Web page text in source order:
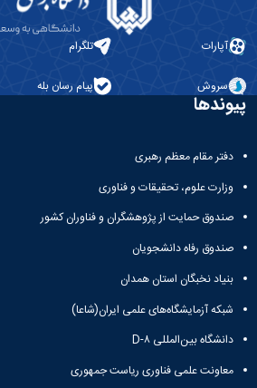
فرهنگی
اجتماعی
نهاد
معظم
تماس
دانشگاه
روابط
آدرس
دانشکده‌ها
شماره
تلفن‌ها
غیرفارسی‌زبانان
کاربردی
و
آموزش
کارکنان
سایر
آموزشی
نظامنامه
آموزش
دانش‌آموختگان
آزمایشگاه
مصالح
آزمایشگاه
باستان
شناسی
آزمایشگاه
هوش
ربات
و
بینایی
ژئوماتیک
پژوهش
کتابخانه
مرکزی
و
طبیعی
تویسرکان
و
حسابداری
رزن
غذایی
بهار
مجتمع
آموزش
عالی
فاطمیه
نهاوند
دختران)
بدنی
فوق
برنامه
چمن
سالن‌های
ورزشی
تفریحی-
باغ
دانشگاه
موزه
تاریخ
طبیعی
سینا
حمایت
های
دانشگاه
(محمد)
آپارات تلگرام
سروش پیام رسان بله
پیوندها
دفتر مقام معظم رهبری
وزارت علوم، تحقیقات و فناوری
صندوق حمایت از پژوهشگران و فناوران کشور
صندوق رفاه دانشجویان
بنیاد نخبگان استان همدان
شبکه آزمایشگاه‌های علمی ایران(شاعا)
دانشگاه بین‌المللی D-۸
معاونت علمی فناوری ریاست جمهوری